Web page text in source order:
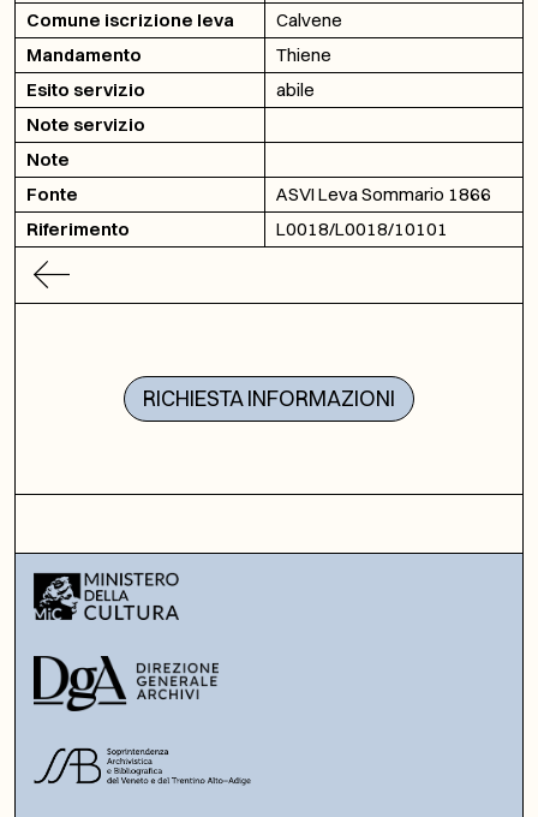
Comune iscrizione leva
Calvene
Mandamento
Thiene
Esito servizio
abile
Note servizio
Note
Fonte
ASVI Leva Sommario 1866
Riferimento
L0018/L0018/10101
RICHIESTA INFORMAZIONI